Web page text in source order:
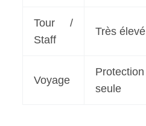
Tour /
Staff
Très élevé
Voyage
Protection
seule